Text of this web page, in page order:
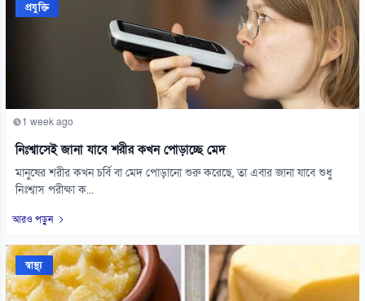
প্রযুক্তি
1 week ago
নিঃশ্বাসেই জানা যাবে শরীর কখন পোড়াচ্ছে মেদ
মানুষের শরীর কখন চর্বি বা মেদ পোড়ানো শুরু করেছে, তা এবার জানা যাবে শুধু
নিঃশ্বাস পরীক্ষা ক...
আরও পড়ুন
স্বাস্থ্য